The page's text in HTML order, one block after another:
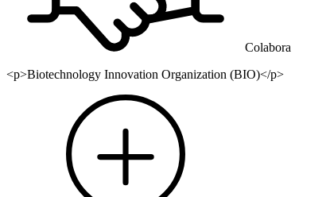
Colabora
<p>Biotechnology Innovation Organization (BIO)</p>